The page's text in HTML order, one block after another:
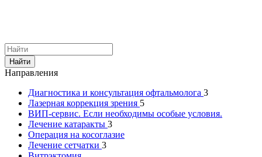
Найти
Направления
Диагностика и консультация офтальмолога 3
Лазерная коррекция зрения 5
ВИП-сервис. Если необходимы особые условия.
Лечение катаракты 3
Операция на косоглазие
Лечение сетчатки 3